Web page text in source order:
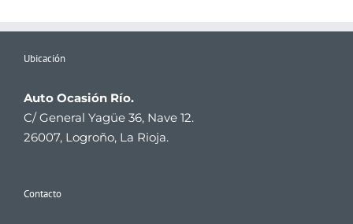
Ubicación
Auto Ocasión Río.
C/ General Yagüe 36, Nave 12.
26007, Logroño, La Rioja.
Contacto